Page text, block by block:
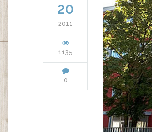
20
2011
1135
0